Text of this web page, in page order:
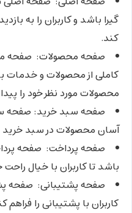
گیرا باشد و کاربران را به
کند.
صفحه محصولات: صفحه
کاملی از محصولات و خدمات
محصولات مورد نظر خود را
صفحه سبد خرید: صفحه
آسان محصولات در سبد خرید
صفحه پرداخت: صفحه
باشد تا کاربران با خیال
صفحه پشتیبانی: صفحه
کاربران با پشتیبانی را فراهم